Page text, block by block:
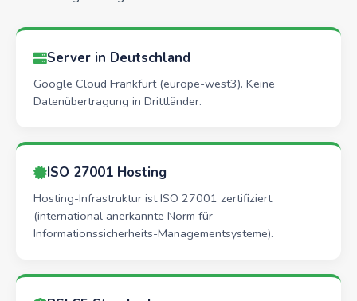
Server in Deutschland
Google Cloud Frankfurt (europe-west3). Keine
Datenübertragung in Drittländer.
ISO 27001 Hosting
Hosting-Infrastruktur ist ISO 27001 zertifiziert
(international anerkannte Norm für
Informationssicherheits-Managementsysteme).